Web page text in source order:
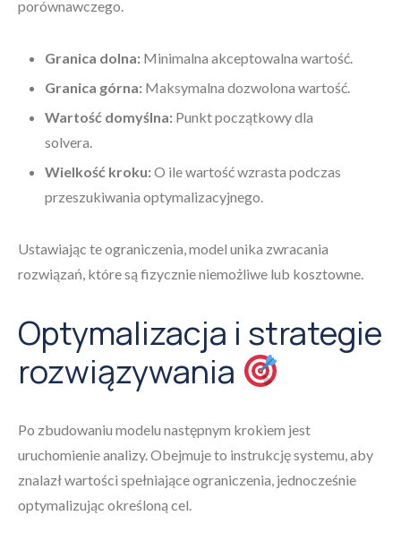
porównawczego.
Granica dolna: Minimalna akceptowalna wartość.
Granica górna: Maksymalna dozwolona wartość.
Wartość domyślna: Punkt początkowy dla
solvera.
Wielkość kroku:O ile wartość wzrasta podczas
przeszukiwania optymalizacyjnego.
Ustawiając te ograniczenia, model unika zwracania
rozwiązań, które są fizycznie niemożliwe lub kosztowne.
Optymalizacja i strategie
rozwiązywania
Po zbudowaniu modelu następnym krokiem jest
uruchomienie analizy. Obejmuje to instrukcję systemu, aby
znalazł wartości spełniające ograniczenia, jednocześnie
optymalizując określoną cel.